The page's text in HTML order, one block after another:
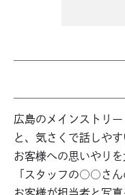
広島のメインストリ
と、気さくで話しや
お客様への思いやり
「スタッフの○○さん